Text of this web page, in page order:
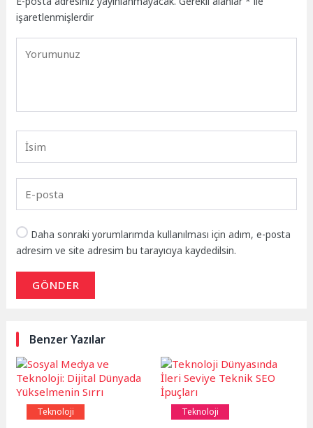
işaretlenmişlerdir
Daha sonraki yorumlarımda kullanılması için adım, e-posta
adresim ve site adresim bu tarayıcıya kaydedilsin.
GÖNDER
Benzer Yazılar
Teknoloji Teknoloji